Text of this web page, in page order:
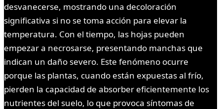
desvanecerse, mostrando una decoloración
significativa si no se toma acción para elevar la
temperatura. Con el tiempo, las hojas pueden
empezar a necrosarse, presentando manchas que
indican un daño severo. Este fenómeno ocurre
porque las plantas, cuando están expuestas al frío,
pierden la capacidad de absorber eficientemente los
nutrientes del suelo, lo que provoca síntomas de